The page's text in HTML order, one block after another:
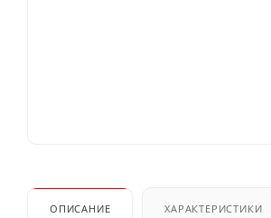
ОПИСАНИЕ ХАРАКТЕРИСТИКИ